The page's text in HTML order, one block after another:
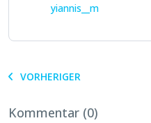
yiannis__m
VORHERIGER
Kommentar (0)